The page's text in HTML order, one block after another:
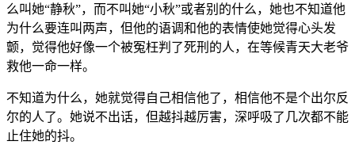
么叫她“静秋”，而不叫她“小秋”或者别的什么，她也不知道他
为什么要连叫两声，但他的语调和他的表情使她觉得心头发
颤，觉得他好像一个被冤枉判了死刑的人，在等候青天大老爷
救他一命一样。
不知道为什么，她就觉得自己相信他了，相信他不是个出尔反
尔的人了。她说不出话，但越抖越厉害，深呼吸了几次都不能
止住她的抖。